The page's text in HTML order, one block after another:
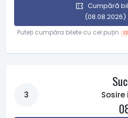
Cumpără
(08.08.2026)
Puteți cumpăra bilete cu cel puțin
3